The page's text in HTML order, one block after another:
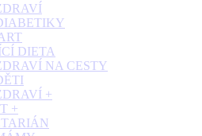
DIETA
NA CESTY
+
+